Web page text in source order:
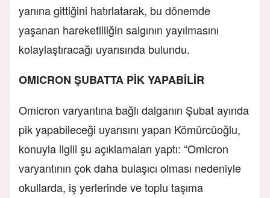
yanına gittiğini hatırlatarak, bu dönemde
yaşanan hareketliliğin salgının yayılmasını
kolaylaştıracağı uyarısında bulundu.
OMICRON ŞUBATTA PİK YAPABİLİR
Omicron varyantına bağlı dalganın Şubat ayında
pik yapabileceği uyarısını yapan Kömürcüoğlu,
konuyla ilgili şu açıklamaları yaptı: “Omicron
varyantının çok daha bulaşıcı olması nedeniyle
okullarda, iş yerlerinde ve toplu taşıma